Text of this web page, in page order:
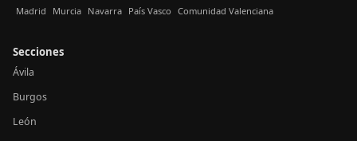
Madrid Murcia Navarra País Vasco Comunidad Valenciana
Secciones
Ávila
Burgos
León